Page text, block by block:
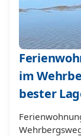
im
bester